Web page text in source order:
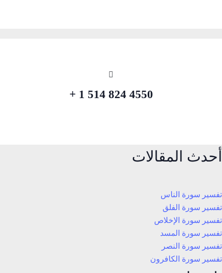
4550 824 514 1 +
أحدث المقالات
تفسير سورة الناس
تفسير سورة الفلق
تفسير سورة الإخلاص
تفسير سورة المسد
تفسير سورة النصر
تفسير سورة الكافرون